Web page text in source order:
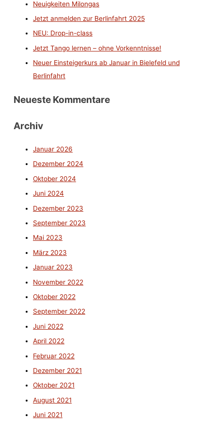
Neuigkeiten Milongas
Jetzt anmelden zur Berlinfahrt 2025
NEU: Drop-in-class
Jetzt Tango lernen – ohne Vorkenntnisse!
Neuer Einsteigerkurs ab Januar in Bielefeld und
Berlinfahrt
Neueste Kommentare
Archiv
Januar 2026
Dezember 2024
Oktober 2024
Juni 2024
Dezember 2023
September 2023
Mai 2023
März 2023
Januar 2023
November 2022
Oktober 2022
September 2022
Juni 2022
April 2022
Februar 2022
Dezember 2021
Oktober 2021
August 2021
Juni 2021